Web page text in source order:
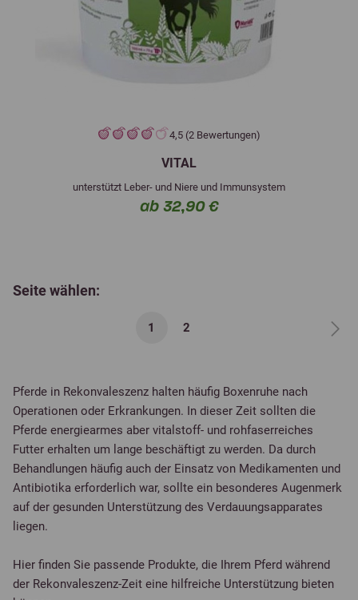
4,5 (2 Bewertungen)
VITAL
unterstützt Leber- und Niere und Immunsystem
ab 32,90 €
Seite wählen:
1 2
Pferde in Rekonvaleszenz halten häufig Boxenruhe nach
Operationen oder Erkrankungen. In dieser Zeit sollten die
Pferde energiearmes aber vitalstoff- und rohfaserreiches
Futter erhalten um lange beschäftigt zu werden. Da durch
Behandlungen häufig auch der Einsatz von Medikamenten und
Antibiotika erforderlich war, sollte ein besonderes Augenmerk
auf der gesunden Unterstützung des Verdauungsapparates
liegen.
Hier finden Sie passende Produkte, die Ihrem Pferd während
der Rekonvaleszenz-Zeit eine hilfreiche Unterstützung bieten